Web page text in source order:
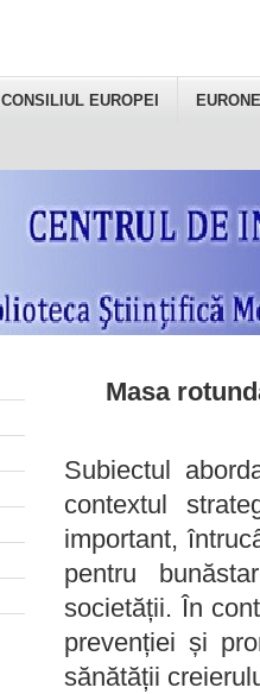
CONSILIUL EUROPEI
Masa
Subiectul
contextul
important,
pentru
societății. În
prevenției și
sănătății